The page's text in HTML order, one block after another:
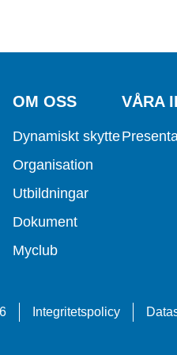
OM OSS
Dynamiskt skytte
Organisation
Utbildningar
Dokument
Myclub
VÅRA
Integritetspolicy